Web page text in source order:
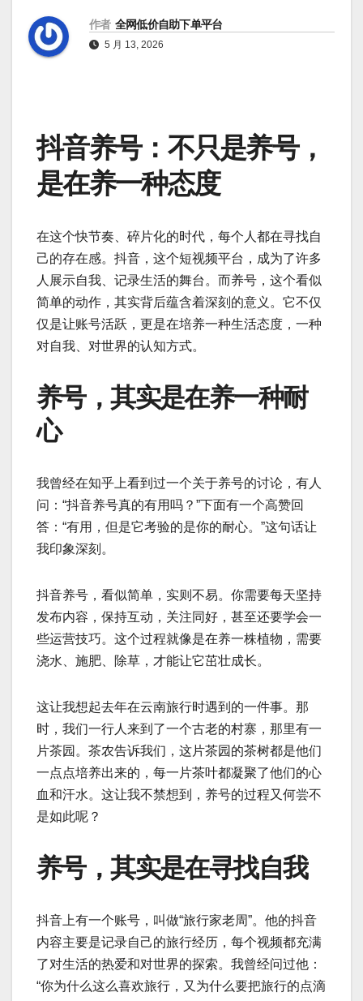
作者 全网低价自助下单平台
5 月 13, 2026
抖音养号：不只是养号，
是在养一种态度
在这个快节奏、碎片化的时代，每个人都在寻找自
己的存在感。抖音，这个短视频平台，成为了许多
人展示自我、记录生活的舞台。而养号，这个看似
简单的动作，其实背后蕴含着深刻的意义。它不仅
仅是让账号活跃，更是在培养一种生活态度，一种
对自我、对世界的认知方式。
养号，其实是在养一种耐
心
我曾经在知乎上看到过一个关于养号的讨论，有人
问：“抖音养号真的有用吗？”下面有一个高赞回
答：“有用，但是它考验的是你的耐心。”这句话让
我印象深刻。
抖音养号，看似简单，实则不易。你需要每天坚持
发布内容，保持互动，关注同好，甚至还要学会一
些运营技巧。这个过程就像是在养一株植物，需要
浇水、施肥、除草，才能让它茁壮成长。
这让我想起去年在云南旅行时遇到的一件事。那
时，我们一行人来到了一个古老的村寨，那里有一
片茶园。茶农告诉我们，这片茶园的茶树都是他们
一点点培养出来的，每一片茶叶都凝聚了他们的心
血和汗水。这让我不禁想到，养号的过程又何尝不
是如此呢？
养号，其实是在寻找自我
抖音上有一个账号，叫做“旅行家老周”。他的抖音
内容主要是记录自己的旅行经历，每个视频都充满
了对生活的热爱和对世界的探索。我曾经问过他：
“你为什么这么喜欢旅行，又为什么要把旅行的点滴